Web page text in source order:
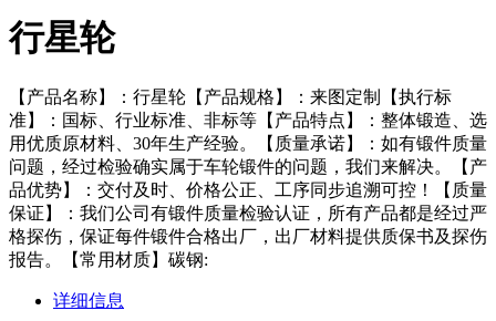
行星轮
【产品名称】：行星轮【产品规格】：来图定制【执行标
准】：国标、行业标准、非标等【产品特点】：整体锻造、选
用优质原材料、30年生产经验。【质量承诺】：如有锻件质量
问题，经过检验确实属于车轮锻件的问题，我们来解决。【产
品优势】：交付及时、价格公正、工序同步追溯可控！【质量
保证】：我们公司有锻件质量检验认证，所有产品都是经过严
格探伤，保证每件锻件合格出厂，出厂材料提供质保书及探伤
报告。【常用材质】碳钢:
详细信息